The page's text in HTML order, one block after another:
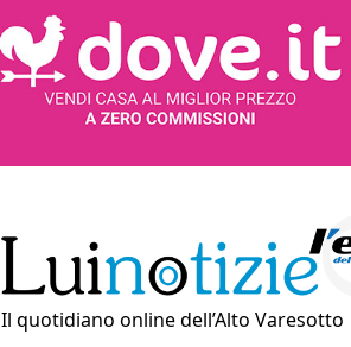
Il quotidiano online dell’Alto Varesotto